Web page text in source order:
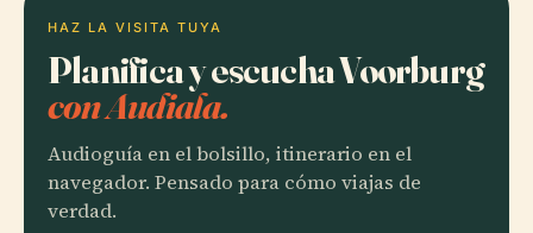
HAZ LA VISITA TUYA
Planifica y escucha Voorburg
con Audiala.
Audioguía en el bolsillo, itinerario en el
navegador. Pensado para cómo viajas de
verdad.